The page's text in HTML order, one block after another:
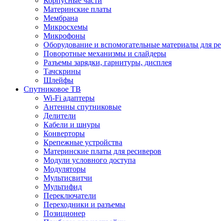
Материнские платы
Мембрана
Микросхемы
Микрофоны
Оборудование и вспомогательные материалы для
Поворотные механизмы и слайдеры
Разъемы зарядки, гарнитуры, дисплея
Тачскрины
Шлейфы
Спутниковое ТВ
Wi-Fi адаптеры
Антенны спутниковые
Делители
Кабели и шнуры
Конверторы
Крепежные устройства
Материнские платы для ресиверов
Модули условного доступа
Модуляторы
Мультисвитчи
Мультифид
Переключатели
Переходники и разъемы
Позиционер